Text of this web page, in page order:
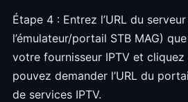
Étape 4 : Entrez l’URL du
l’émulateur/portail STB MAG)
votre fournisseur IPTV et cliquez
pouvez demander l’URL du
de services IPTV.